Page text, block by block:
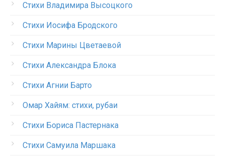
Стихи Владимира Высоцкого
Стихи Иосифа Бродского
Стихи Марины Цветаевой
Стихи Александра Блока
Стихи Агнии Барто
Омар Хайям: стихи, рубаи
Стихи Бориса Пастернака
Стихи Самуила Маршака